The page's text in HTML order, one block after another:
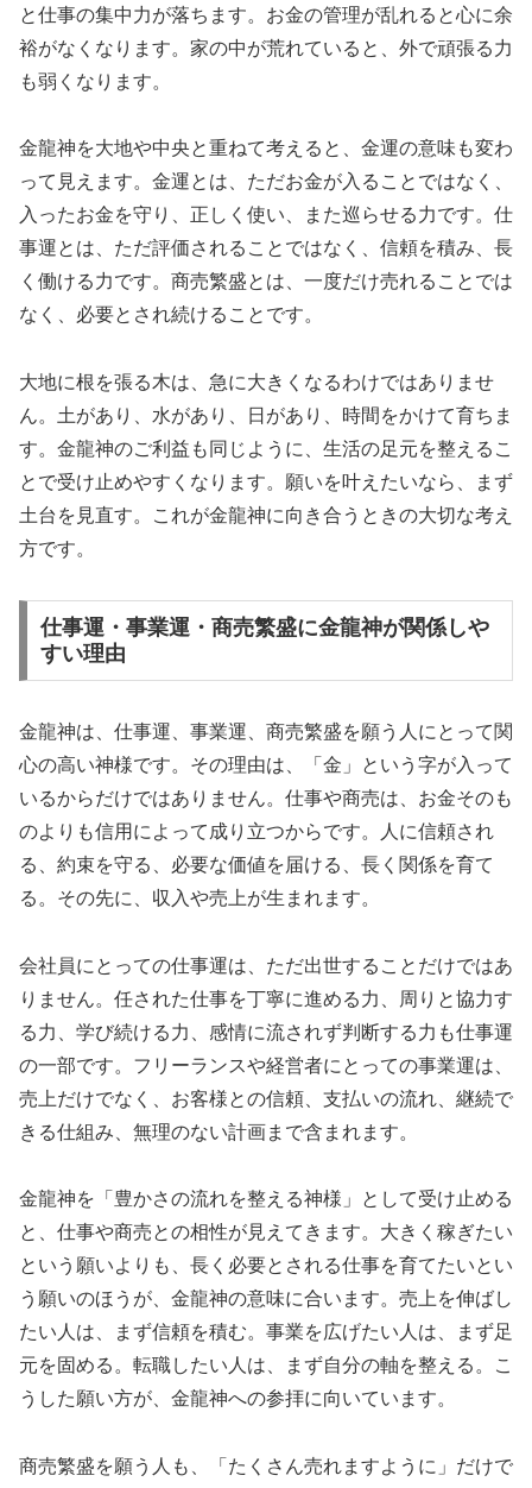
と仕事の集中力が落ちます。お金の管理が乱れると心に余
裕がなくなります。家の中が荒れていると、外で頑張る力
も弱くなります。
金龍神を大地や中央と重ねて考えると、金運の意味も変わ
って見えます。金運とは、ただお金が入ることではなく、
入ったお金を守り、正しく使い、また巡らせる力です。仕
事運とは、ただ評価されることではなく、信頼を積み、長
く働ける力です。商売繁盛とは、一度だけ売れることでは
なく、必要とされ続けることです。
大地に根を張る木は、急に大きくなるわけではありませ
ん。土があり、水があり、日があり、時間をかけて育ちま
す。金龍神のご利益も同じように、生活の足元を整えるこ
とで受け止めやすくなります。願いを叶えたいなら、まず
土台を見直す。これが金龍神に向き合うときの大切な考え
方です。
仕事運・事業運・商売繁盛に金龍神が関係しや
すい理由
金龍神は、仕事運、事業運、商売繁盛を願う人にとって関
心の高い神様です。その理由は、「金」という字が入って
いるからだけではありません。仕事や商売は、お金そのも
のよりも信用によって成り立つからです。人に信頼され
る、約束を守る、必要な価値を届ける、長く関係を育て
る。その先に、収入や売上が生まれます。
会社員にとっての仕事運は、ただ出世することだけではあ
りません。任された仕事を丁寧に進める力、周りと協力す
る力、学び続ける力、感情に流されず判断する力も仕事運
の一部です。フリーランスや経営者にとっての事業運は、
売上だけでなく、お客様との信頼、支払いの流れ、継続で
きる仕組み、無理のない計画まで含まれます。
金龍神を「豊かさの流れを整える神様」として受け止める
と、仕事や商売との相性が見えてきます。大きく稼ぎたい
という願いよりも、長く必要とされる仕事を育てたいとい
う願いのほうが、金龍神の意味に合います。売上を伸ばし
たい人は、まず信頼を積む。事業を広げたい人は、まず足
元を固める。転職したい人は、まず自分の軸を整える。こ
うした願い方が、金龍神への参拝に向いています。
商売繁盛を願う人も、「たくさん売れますように」だけで